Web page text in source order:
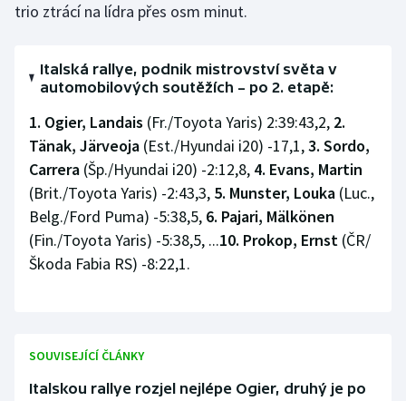
Plavání
Plážový volejbal
Rychlobruslení
Rychlostní kanoistika
trio ztrácí na lídra přes osm minut.
Italská rallye, podnik mistrovství světa v
automobilových soutěžích – po 2. etapě:
1. Ogier, Landais (Fr./Toyota Yaris) 2:39:43,2, 2.
Tänak, Järveoja (Est./Hyundai i20) -17,1,3. Sordo,
Carrera (Šp./Hyundai i20) -2:12,8, 4. Evans, Martin
(Brit./Toyota Yaris) -2:43,3, 5. Munster, Louka (Luc.,
Belg./Ford Puma) -5:38,5, 6. Pajari, Mälkönen
(Fin./Toyota Yaris) -5:38,5, ...10. Prokop, Ernst (ČR/
Škoda Fabia RS) -8:22,1.
SOUVISEJÍCÍ ČLÁNKY
Italskou rallye rozjel nejlépe Ogier, druhý je po